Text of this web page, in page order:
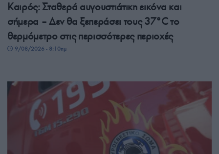
Καιρός: Σταθερά αυγουστιάτικη εικόνα και
σήμερα – Δεν θα ξεπεράσει τους 37°C το
θερμόμετρο στις περισσότερες περιοχές
9/08/2026 - 8:10πμ